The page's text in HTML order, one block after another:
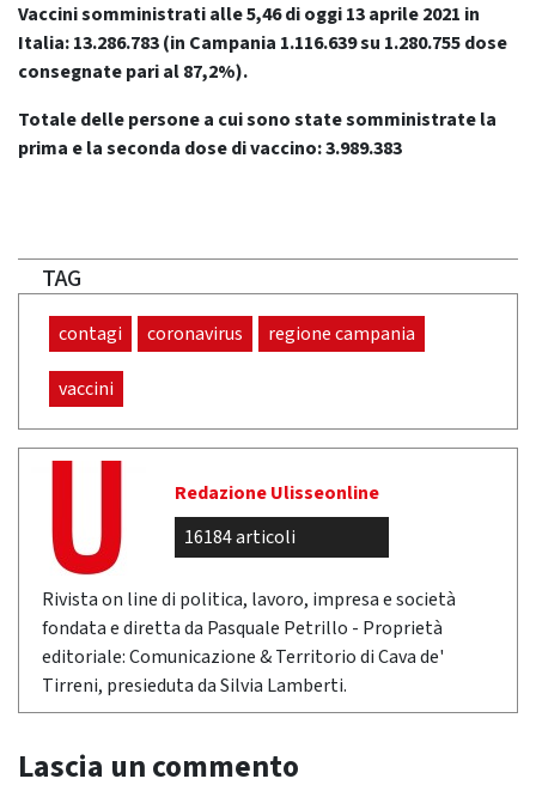
Vaccini somministrati alle 5,46 di oggi 13 aprile 2021 in
Italia: 13.286.783(in Campania 1.116.639 su 1.280.755 dose
consegnate pari al 87,2%).
Totale delle persone a cui sono state somministrate la
prima e la seconda dose di vaccino: 3.989.383
TAG
contagi coronavirus regione campania
vaccini
Redazione Ulisseonline
16184 articoli
Rivista on line di politica, lavoro, impresa e società
fondata e diretta da Pasquale Petrillo - Proprietà
editoriale: Comunicazione & Territorio di Cava de'
Tirreni, presieduta da Silvia Lamberti.
Lascia un commento